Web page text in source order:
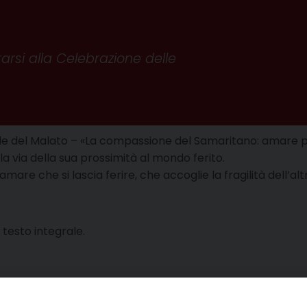
alla Celebrazione delle
del Malato – «La compassione del Samaritano: amare
via della sua prossimità al mondo ferito.
che si lascia ferire, che accoglie la fragilità
testo integrale.